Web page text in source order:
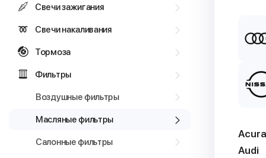
Свечи зажигания
Свечи накаливания
Тормоза
Фильтры
Воздушные фильтры
Масляные фильтры
Салонные фильтры
Acura
Audi